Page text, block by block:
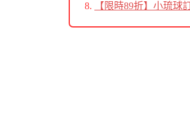
【限時89折】小琉球